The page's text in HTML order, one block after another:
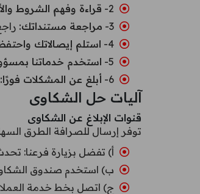
2-
قراءة وفهم الشروط
3- مراجعة مستنداتك:
4-
استلم إيصالاتك
5-
استخدم خدماتنا
6-
أبلغ عن المشكلات فورًا:
آليات حل الشكاوى
قنوات الإبلاغ عن الشكاوى
توفر إرسال للصرافة الطرق
أ) تفضل بزيارة فرعنا:
ب) استخدم صندوق
ج) اتصل بخط خدمة العملاء على